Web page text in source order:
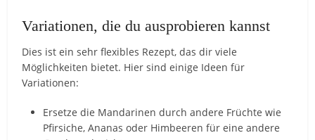
Variationen, die du ausprobieren kannst
Dies ist ein sehr flexibles Rezept, das dir viele
Möglichkeiten bietet. Hier sind einige Ideen für
Variationen:
Ersetze die Mandarinen durch andere Früchte wie
Pfirsiche, Ananas oder Himbeeren für eine andere